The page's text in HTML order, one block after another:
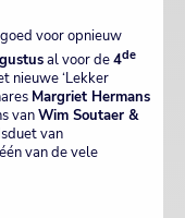
voor opnieuw
al voor de4de
nieuwe ‘Lekker
Margriet Hermans
vanWim Soutaer &
van
van de vele